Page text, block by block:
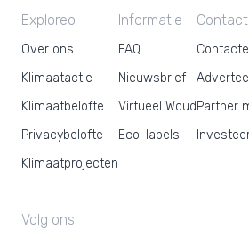
Exploreo
Over ons
Klimaatactie
Klimaatbelofte
Privacybelofte
Klimaatprojecten
Informatie
FAQ
Nieuwsbrief
Virtueel Woud
Eco-labels
Contact
Partner
Volg ons